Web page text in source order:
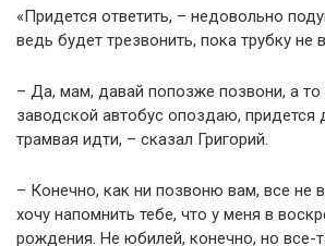
«Придется ответить, – недовольно
ведь будет трезвонить, пока трубку не
– Да, мам, давай попозже позвони, а то
заводской автобус опоздаю, придется
трамвая идти, – сказал Григорий.
– Конечно, как ни позвоню вам, все не
хочу напомнить тебе, что у меня в
рождения. Не юбилей, конечно, но все-